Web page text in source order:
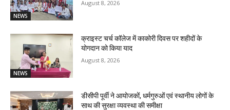
NEWS
August 8, 2026
NEWS
क्राइस्ट चर्च कॉलेज में काकोरी दिवस पर शहीदों के
योगदान को किया याद
August 8, 2026
डीसीपी पूर्वी ने आयोजकों, धर्मगुरुओं एवं स्थानीय लोगों के
साथ की सुरक्षा व्यवस्था की समीक्षा